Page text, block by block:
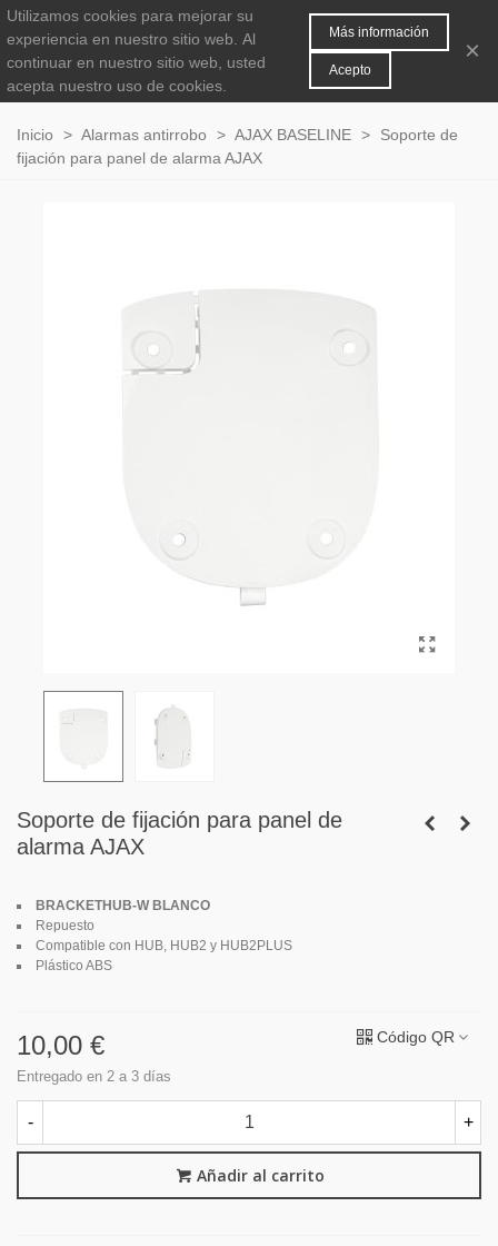
0
Inicio > Alarmas antirrobo > AJAX BASELINE >
Soporte de
fijación para panel de alarma AJAX
Soporte de fijación para panel de
alarma AJAX
BRACKETHUB-W BLANCO
Repuesto
Compatible con HUB, HUB2 y HUB2PLUS
Plástico ABS
10,00 €
Entregado en 2 a 3 días
Código QR
- +
Añadir al carrito
Utilizamos cookies para mejorar su
experiencia en nuestro sitio web. Al
continuar en nuestro sitio web, usted
acepta nuestro uso de cookies.
Más información
Acepto
×